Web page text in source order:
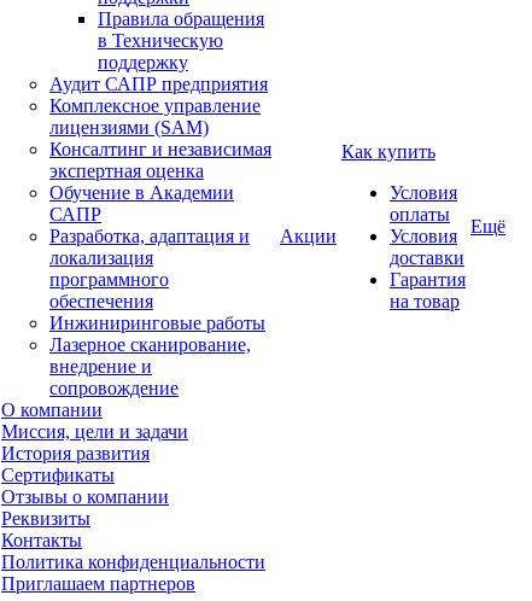
Правила обращения
в Техническую
поддержку
Аудит САПР предприятия
Комплексное управление
лицензиями (SAM)
Консалтинг и независимая
экспертная оценка
Обучение в Академии
САПР
Разработка, адаптация и
локализация
программного
обеспечения
Инжиниринговые работы
Лазерное сканирование,
внедрение и
сопровождение
О компании
Миссия, цели и задачи
История развития
Сертификаты
Отзывы о компании
Реквизиты
Контакты
Политика конфиденциальности
Приглашаем партнеров
Акции
Как купить
Условия
оплаты
Условия
доставки
Гарантия
на товар
Ещё